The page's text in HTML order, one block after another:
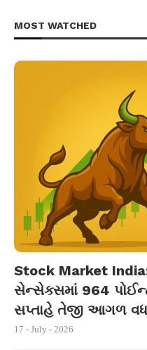
MOST WATCHED
Stock Market
સેન્સેક્સમાં 964
સપ્તાહે તેજી આગળ
17 - July - 2026